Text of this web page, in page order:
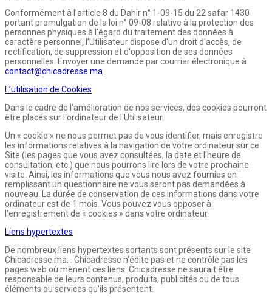
Conformément à l’article 8 du Dahir n° 1-09-15 du 22 safar 1430
portant promulgation de la loi n° 09-08 relative à la protection des
personnes physiques à l'égard du traitement des données à
caractère personnel, l’Utilisateur dispose d'un droit d'accès, de
rectification, de suppression et d'opposition de ses données
personnelles. Envoyer une demande par courrier électronique à
contact@chicadresse.ma
L’utilisation de Cookies
Dans le cadre de l'amélioration de nos services, des cookies pourront
être placés sur l'ordinateur de l'Utilisateur.
Un « cookie » ne nous permet pas de vous identifier, mais enregistre
les informations relatives à la navigation de votre ordinateur sur ce
Site (les pages que vous avez consultées, la date et l'heure de
consultation, etc.) que nous pourrons lire lors de votre prochaine
visite. Ainsi, les informations que vous nous avez fournies en
remplissant un questionnaire ne vous seront pas demandées à
nouveau. La durée de conservation de ces informations dans votre
ordinateur est de 1 mois. Vous pouvez vous opposer à
l'enregistrement de « cookies » dans votre ordinateur.
Liens hypertextes
De nombreux liens hypertextes sortants sont présents sur le site
Chicadresse.ma. . Chicadresse n'édite pas et ne contrôle pas les
pages web où mènent ces liens. Chicadresse ne saurait être
responsable de leurs contenus, produits, publicités ou de tous
éléments ou services qu'ils présentent.